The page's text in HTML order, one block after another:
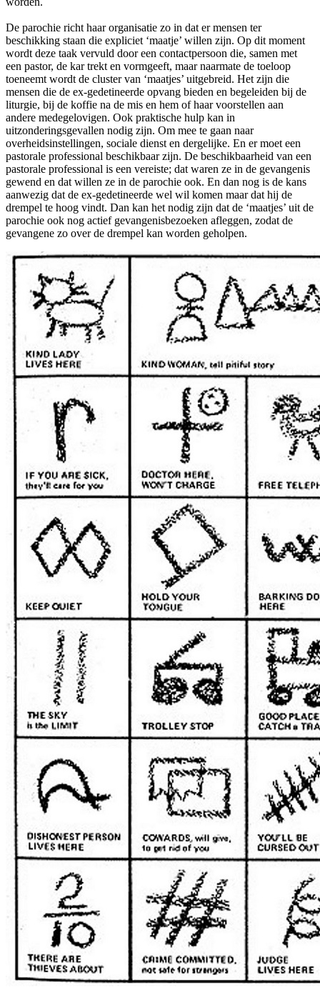
De parochie richt haar organisatie zo in dat er mensen ter
beschikking staan die expliciet ‘maatje’ willen zijn. Op dit moment
wordt deze taak vervuld door een contactpersoon die, samen met
een pastor, de kar trekt en vormgeeft, maar naarmate de toeloop
toeneemt wordt de cluster van ‘maatjes’ uitgebreid. Het zijn die
mensen die de ex-gedetineerde opvang bieden en begeleiden bij de
liturgie, bij de koffie na de mis en hem of haar voorstellen aan
andere medegelovigen. Ook praktische hulp kan in
uitzonderingsgevallen nodig zijn. Om mee te gaan naar
overheidsinstellingen, sociale dienst en dergelijke. En er moet een
pastorale professional beschikbaar zijn. De beschikbaarheid van een
pastorale professional is een vereiste; dat waren ze in de gevangenis
gewend en dat willen ze in de parochie ook. En dan nog is de kans
aanwezig dat de ex-gedetineerde wel wil komen maar dat hij de
drempel te hoog vindt. Dan kan het nodig zijn dat de ‘maatjes’ uit de
parochie ook nog actief gevangenisbezoeken afleggen, zodat de
gevangene zo over de drempel kan worden geholpen.